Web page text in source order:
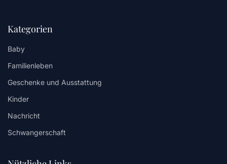
Kategorien
Baby
Familienleben
Geschenke und Ausstattung
Kinder
Nachricht
Schwangerschaft